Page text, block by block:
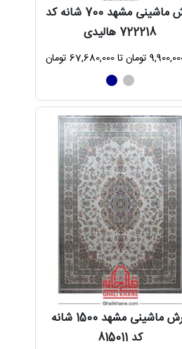
فرش ماشینی مشهد 700 شانه کد
722218 هالیدی
فرش ماشینی مشهد 1500 شانه
کد 815011